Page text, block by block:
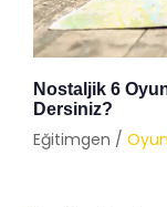
Nostaljik 6
Dersiniz?
Eğitimgen /